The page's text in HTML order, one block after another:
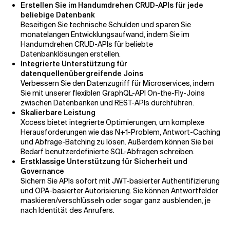
Erstellen Sie im Handumdrehen CRUD-APIs für jede
beliebige Datenbank
Beseitigen Sie technische Schulden und sparen Sie
monatelangen Entwicklungsaufwand, indem Sie im
Handumdrehen CRUD-APIs für beliebte
Datenbanklösungen erstellen.
Integrierte Unterstützung für
datenquellenübergreifende Joins
Verbessern Sie den Datenzugriff für Microservices, indem
Sie mit unserer flexiblen GraphQL-API On-the-Fly-Joins
zwischen Datenbanken und REST-APIs durchführen.
Skalierbare Leistung
Xccess bietet integrierte Optimierungen, um komplexe
Herausforderungen wie das N+1-Problem, Antwort-Caching
und Abfrage-Batching zu lösen. Außerdem können Sie bei
Bedarf benutzerdefinierte SQL-Abfragen schreiben.
Erstklassige Unterstützung für Sicherheit und
Governance
Sichern Sie APIs sofort mit JWT-basierter Authentifizierung
und OPA-basierter Autorisierung. Sie können Antwortfelder
maskieren/verschlüsseln oder sogar ganz ausblenden, je
nach Identität des Anrufers.